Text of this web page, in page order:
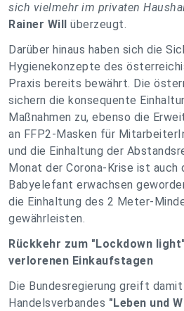
sich vielmehr im privaten
Rainer Will überzeugt.
Darüber hinaus haben sich die
Hygienekonzepte des
Praxis bereits bewährt. Die
sichern die konsequente
Maßnahmen zu, ebenso die
an FFP2-Masken für
und die Einhaltung der
Monat der Corona-Krise ist auch
Babyelefant erwachsen
die Einhaltung des 2 Meter-
gewährleisten.
Rückkehr zum "Lockdown
verlorenen Einkaufstagen
Die Bundesregierung greift
Handelsverbandes "Leben und